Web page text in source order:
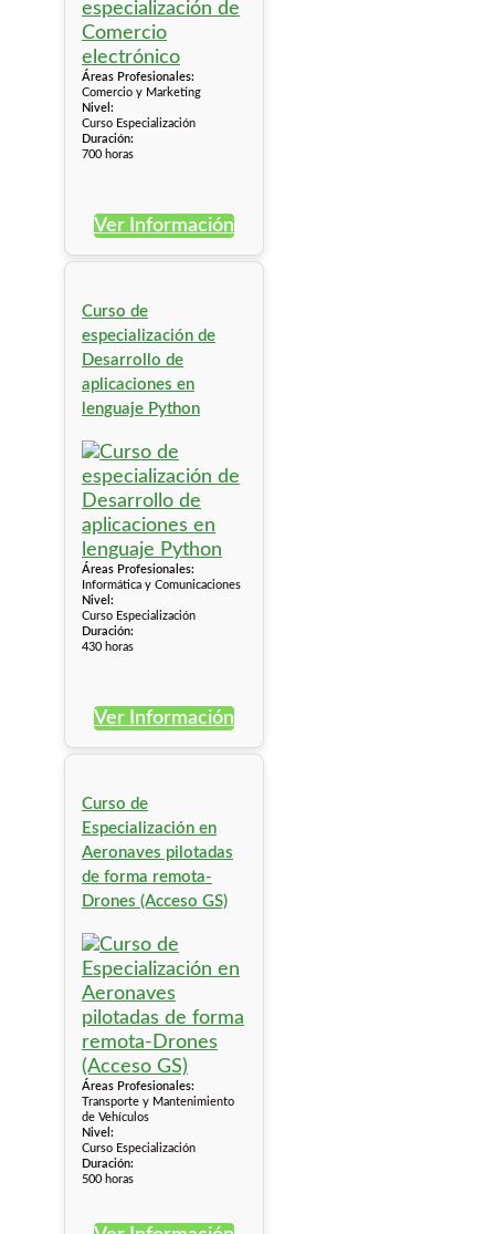
Áreas Profesionales:
Comercio y Marketing
Nivel:
Curso Especialización
Duración:
700 horas
Ver Información
Curso de
especialización de
Desarrollo de
aplicaciones en
lenguaje Python
Áreas Profesionales:
Informática y Comunicaciones
Nivel:
Curso Especialización
Duración:
430 horas
Ver Información
Curso de
Especialización en
Aeronaves pilotadas
de forma remota-
Drones (Acceso GS)
Áreas Profesionales:
Transporte y Mantenimiento
de Vehículos
Nivel:
Curso Especialización
Duración:
500 horas